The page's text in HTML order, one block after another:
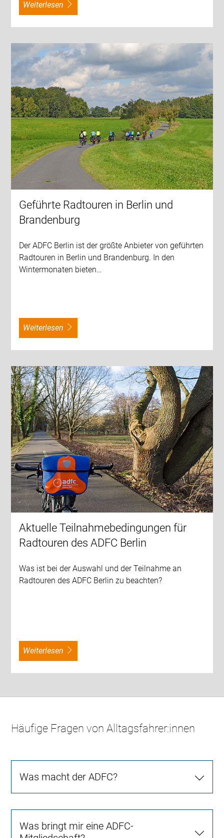
weiterlesen
Geführte Radtouren in Berlin und
Brandenburg
Der ADFC Berlin ist der größte Anbieter von geführten
Radtouren in Berlin und Brandenburg. In den
Wintermonaten bieten…
weiterlesen
Aktuelle Teilnahmebedingungen für
Radtouren des ADFC Berlin
Was ist bei der Auswahl und der Teilnahme an
Radtouren des ADFC Berlin zu beachten?
weiterlesen
Häufige Fragen von Alltagsfahrer:innen
Was macht der ADFC?
Was bringt mir eine ADFC-